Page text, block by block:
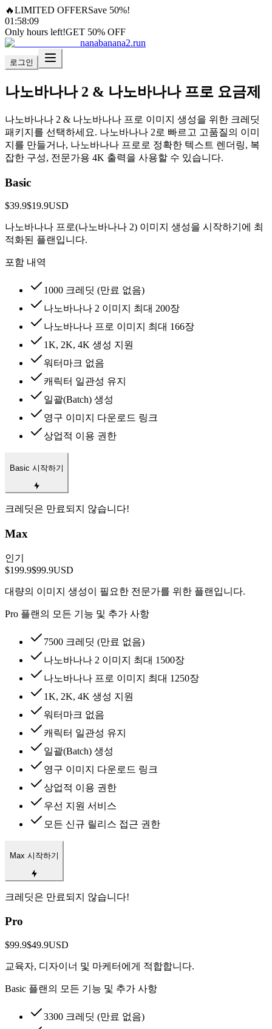
🔥LIMITED OFFERSave 50%!
01 :58:08
Only hours left!GET 50% OFF
nanabanana2.run
로그인
나노바나나 2 & 나노바나나 프로 요금제
나노바나나 2 & 나노바나나 프로 이미지 생성을 위한 크레딧
패키지를 선택하세요. 나노바나나 2로 빠르고 고품질의 이미
지를 만들거나, 나노바나나 프로로 정확한 텍스트 렌더링, 복
잡한 구성, 전문가용 4K 출력을 사용할 수 있습니다.
Basic
$39.9$19.9USD
나노바나나 프로(나노바나나 2) 이미지 생성을 시작하기에 최
적화된 플랜입니다.
포함 내역
1000 크레딧 (만료 없음)
나노바나나 2 이미지 최대 200장
나노바나나 프로 이미지 최대 166장
1K, 2K, 4K 생성 지원
워터마크 없음
캐릭터 일관성 유지
일괄(Batch) 생성
영구 이미지 다운로드 링크
상업적 이용 권한
Basic 시작하기
크레딧은 만료되지 않습니다!
Max
인기
$199.9$99.9USD
대량의 이미지 생성이 필요한 전문가를 위한 플랜입니다.
Pro 플랜의 모든 기능 및 추가 사항
7500 크레딧 (만료 없음)
나노바나나 2 이미지 최대 1500장
나노바나나 프로 이미지 최대 1250장
1K, 2K, 4K 생성 지원
워터마크 없음
캐릭터 일관성 유지
일괄(Batch) 생성
영구 이미지 다운로드 링크
상업적 이용 권한
우선 지원 서비스
모든 신규 릴리스 접근 권한
Max 시작하기
크레딧은 만료되지 않습니다!
Pro
$99.9$49.9USD
교육자, 디자이너 및 마케터에게 적합합니다.
Basic 플랜의 모든 기능 및 추가 사항
3300 크레딧 (만료 없음)